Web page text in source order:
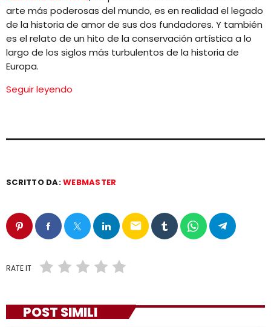
arte más poderosas del mundo, es en realidad el legado
de la historia de amor de sus dos fundadores. Y también
es el relato de un hito de la conservación artística a lo
largo de los siglos más turbulentos de la historia de
Europa.
Seguir leyendo
SCRITTO DA:WEBMASTER
email
RATE IT
POST SIMILI